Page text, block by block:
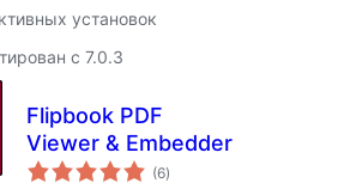
установок
с 7.0.3
Flipbook PDF
Viewer & Embedder
(6общий
рейтинг
)